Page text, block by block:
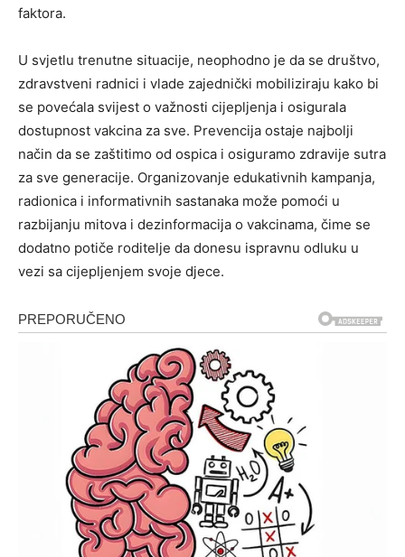
faktora.
U svjetlu trenutne situacije, neophodno je da se društvo,
zdravstveni radnici i vlade zajednički mobiliziraju kako bi
se povećala svijest o važnosti cijepljenja i osigurala
dostupnost vakcina za sve. Prevencija ostaje najbolji
način da se zaštitimo od ospica i osiguramo zdravije sutra
za sve generacije. Organizovanje edukativnih kampanja,
radionica i informativnih sastanaka može pomoći u
razbijanju mitova i dezinformacija o vakcinama, čime se
dodatno potiče roditelje da donesu ispravnu odluku u
vezi sa cijepljenjem svoje djece.